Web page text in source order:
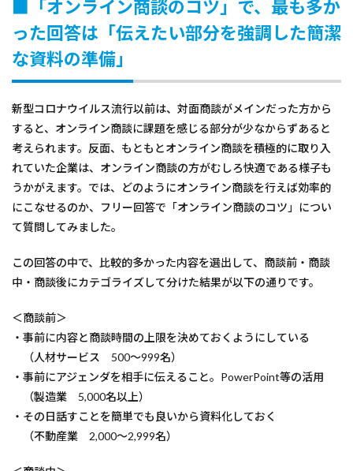
■「オンライン商談のコツ」で、最も多か
った回答は「伝えたい部分を強調した簡潔
な資料の準備」
新型コロナウイルス流行以前は、対面商談がメインだった方から
すると、オンライン商談に課題を感じる部分が少なからずあると
考えられます。反面、もともとオンライン商談を積極的に取り入
れていた企業は、オンライン商談の方がむしろ快適である様子も
うかがえます。では、どのようにオンライン商談を行えば効率的
にこなせるのか、フリー回答で「オンライン商談のコツ」につい
て質問してみました。
この回答の中で、比較的多かった内容を選出して、商談前・商談
中・商談後にカテゴライズして分けた結果が以下の通りです。
＜商談前＞
・事前に内容と商談時間の上限を決めておくようにしている
（人材サービス 500～999名）
・事前にアジェンダを相手に伝えること。PowerPoint等の活用
（製造業 5,000名以上）
・その日話すことを簡単でも良いから資料化しておく
（不動産業 2,000～2,999名）